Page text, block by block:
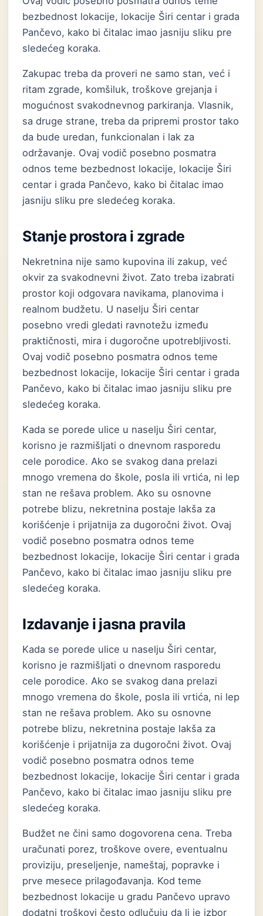
bezbednost lokacije, lokacije Širi centar i grada
Pančevo, kako bi čitalac imao jasniju sliku pre
sledećeg koraka.
Zakupac treba da proveri ne samo stan, već i
ritam zgrade, komšiluk, troškove grejanja i
mogućnost svakodnevnog parkiranja. Vlasnik,
sa druge strane, treba da pripremi prostor tako
da bude uredan, funkcionalan i lak za
održavanje. Ovaj vodič posebno posmatra
odnos teme bezbednost lokacije, lokacije Širi
centar i grada Pančevo, kako bi čitalac imao
jasniju sliku pre sledećeg koraka.
Stanje prostora i zgrade
Nekretnina nije samo kupovina ili zakup, već
okvir za svakodnevni život. Zato treba izabrati
prostor koji odgovara navikama, planovima i
realnom budžetu. U naselju Širi centar
posebno vredi gledati ravnotežu između
praktičnosti, mira i dugoročne upotrebljivosti.
Ovaj vodič posebno posmatra odnos teme
bezbednost lokacije, lokacije Širi centar i grada
Pančevo, kako bi čitalac imao jasniju sliku pre
sledećeg koraka.
Kada se porede ulice u naselju Širi centar,
korisno je razmišljati o dnevnom rasporedu
cele porodice. Ako se svakog dana prelazi
mnogo vremena do škole, posla ili vrtića, ni lep
stan ne rešava problem. Ako su osnovne
potrebe blizu, nekretnina postaje lakša za
korišćenje i prijatnija za dugoročni život. Ovaj
vodič posebno posmatra odnos teme
bezbednost lokacije, lokacije Širi centar i grada
Pančevo, kako bi čitalac imao jasniju sliku pre
sledećeg koraka.
Izdavanje i jasna pravila
Kada se porede ulice u naselju Širi centar,
korisno je razmišljati o dnevnom rasporedu
cele porodice. Ako se svakog dana prelazi
mnogo vremena do škole, posla ili vrtića, ni lep
stan ne rešava problem. Ako su osnovne
potrebe blizu, nekretnina postaje lakša za
korišćenje i prijatnija za dugoročni život. Ovaj
vodič posebno posmatra odnos teme
bezbednost lokacije, lokacije Širi centar i grada
Pančevo, kako bi čitalac imao jasniju sliku pre
sledećeg koraka.
Budžet ne čini samo dogovorena cena. Treba
uračunati porez, troškove overe, eventualnu
proviziju, preseljenje, nameštaj, popravke i
prve mesece prilagođavanja. Kod teme
bezbednost lokacije u gradu Pančevo upravo
dodatni troškovi često odlučuju da li je izbor